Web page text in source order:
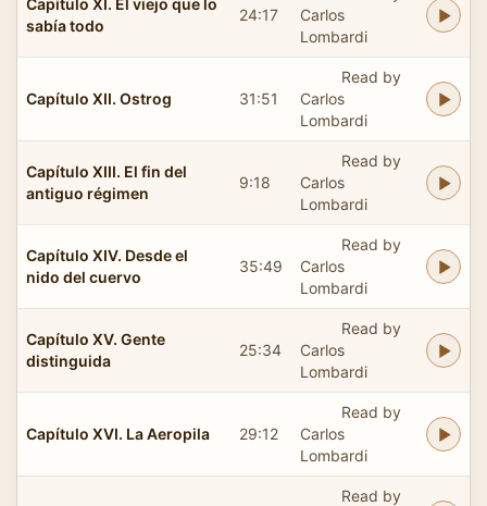
sabía todo
24:17
Carlos
Lombardi
Capítulo XII. Ostrog 31:51
Read by
Carlos
Lombardi
Capítulo XIII. El fin del
antiguo régimen
9:18
Read by
Carlos
Lombardi
Capítulo XIV. Desde el
nido del cuervo
35:49
Read by
Carlos
Lombardi
Capítulo XV. Gente
distinguida
25:34
Read by
Carlos
Lombardi
Capítulo XVI. La Aeropila 29:12
Read by
Carlos
Lombardi
Read by